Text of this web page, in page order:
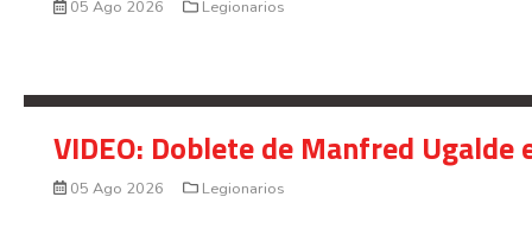
05 Ago 2026 Legionarios
VIDEO: Doblete de Manfred
05 Ago 2026 Legionarios